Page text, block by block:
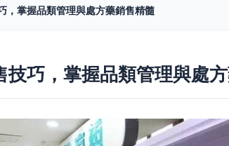
，掌握品類管理與處方藥銷售精髓
巧，掌握品類管理與處